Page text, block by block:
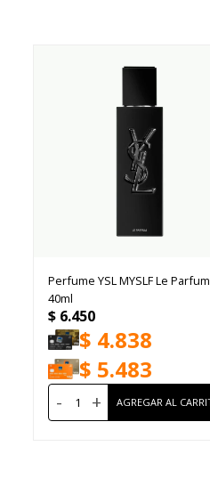
Perfume YSL MYSLF Le Parfum
40ml
$ 6.450
$ 4.838
$ 5.483
- +